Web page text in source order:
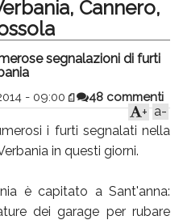
Cannero,
segnalazioni di furti
- 09:00 48 commenti
a-
+
i furti segnalati nella
in questi giorni.
è capitato a Sant'anna:
dei garage per rubare